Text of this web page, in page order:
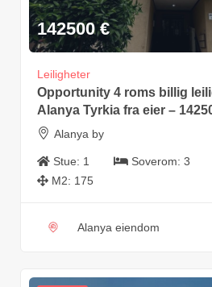
142500 €
Leiligheter
Opportunity 4 roms billig
Alanya Tyrkia fra eier –
Alanya by
Stue: 1 Soverom: 3
M2: 175
Alanya eiendom